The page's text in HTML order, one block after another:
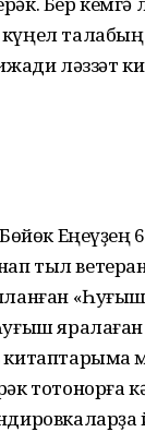
ләззәт
Еңеүҙең
тыл
яралаған
китаптарыма
тотонорға